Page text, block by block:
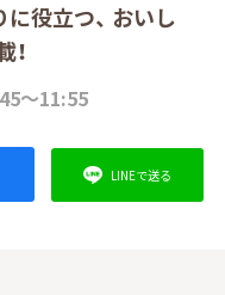
役立つ、 おいし
！
～11:55
LINEで送る